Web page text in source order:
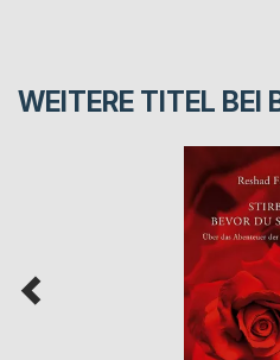
WEITERE TITEL BEI